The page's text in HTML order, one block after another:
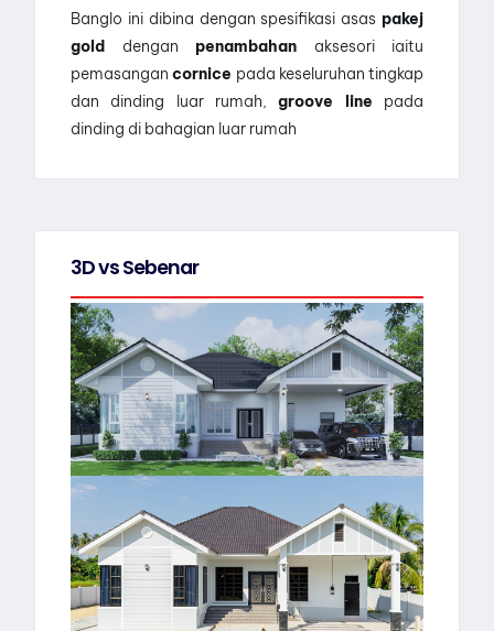
Banglo ini dibina dengan spesifikasi asas pakej
gold dengan penambahan aksesori iaitu
pemasangancornice pada keseluruhan tingkap
dan dinding luar rumah,groove line pada
dinding di bahagian luar rumah
3D vs Sebenar